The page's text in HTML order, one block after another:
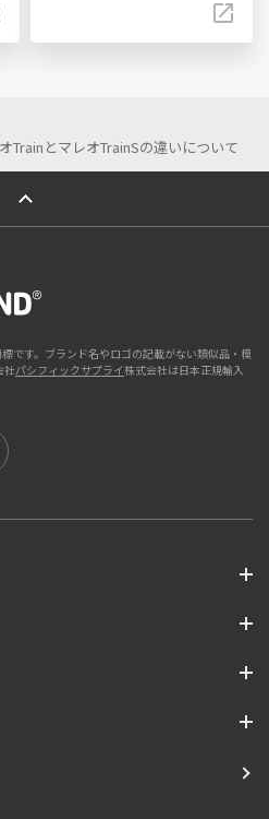
とマレオTrainSの違いについて
です。ブランド名やロゴの記載がない類似品・模
社パシフィックサプライ株式会社は日本正規輸入